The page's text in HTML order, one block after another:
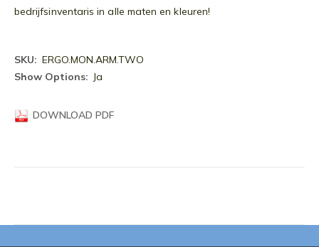
bedrijfsinventaris in alle maten en kleuren!
Meer
informatie
ERGO.MON.ARM.TWO
Ja
DOWNLOAD PDF